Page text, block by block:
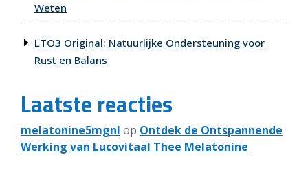
Weten
LTO3 Original: Natuurlijke Ondersteuning voor
Rust en Balans
Laatste reacties
melatonine5mgnl op Ontdek de Ontspannende
Werking van Lucovitaal Thee Melatonine